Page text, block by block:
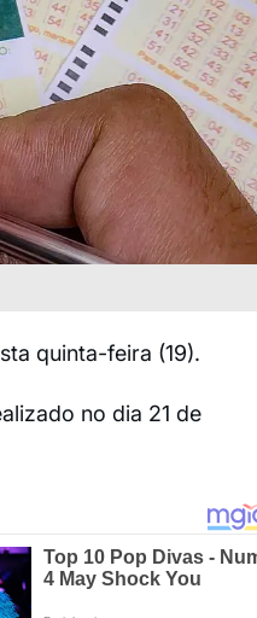
quinta-feira (19).
no dia 21 de